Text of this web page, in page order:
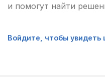
и помогут найти
Войдите, чтобы увидеть